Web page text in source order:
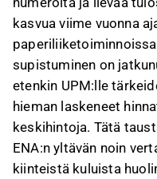
kasvua viime vuonna
supistuminen on
etenkin UPM:lle
hieman laskeneet
keskihintoja. Tätä
ENA:n yltävän noin
kiinteistä kuluista